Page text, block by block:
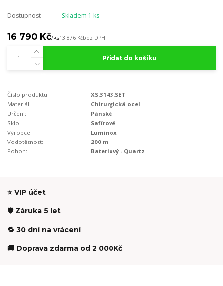
Dostupnost Skladem 1 ks
16 790 Kč/ks13 876 Kčbez DPH
Přidat do košíku
Číslo produktu:
XS.3143.SET
Materiál:
Chirurgická ocel
Určení:
Pánské
Sklo:
Safírové
Výrobce:
Luminox
Vodotěsnost:
200 m
Pohon:
Bateriový - Quartz
⭐ VIP účet
🛡️ Záruka 5 let
🔁 30 dní na vrácení
🚚 Doprava zdarma od 2 000Kč